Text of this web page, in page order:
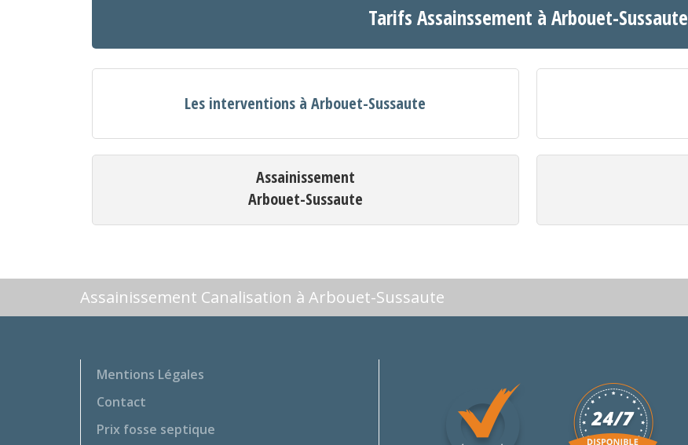
Tarifs Assainssement à Arbouet-Sussaute
Les interventions à Arbouet-Sussaute
Assainissement
Arbouet-Sussaute
Assainissement Canalisation à Arbouet-Sussaute
Mentions Légales
Contact
Prix fosse septique